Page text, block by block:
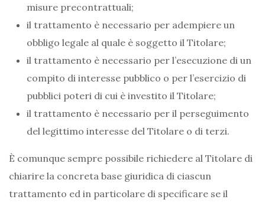
misure precontrattuali;
il trattamento è necessario per adempiere un
obbligo legale al quale è soggetto il Titolare;
il trattamento è necessario per l’esecuzione di un
compito di interesse pubblico o per l’esercizio di
pubblici poteri di cui è investito il Titolare;
il trattamento è necessario per il perseguimento
del legittimo interesse del Titolare o di terzi.
È comunque sempre possibile richiedere al Titolare di
chiarire la concreta base giuridica di ciascun
trattamento ed in particolare di specificare se il